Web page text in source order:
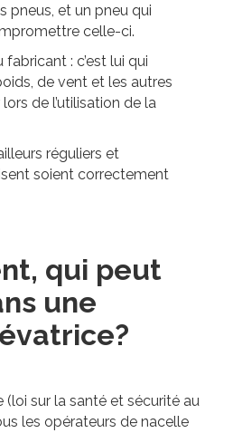
pneus, et un pneu qui
celle-ci.
fabricant : c’est lui qui
de vent et les autres
de l’utilisation de la
réguliers et
soient correctement
qui peut
une
(loi sur la santé et sécurité au
les opérateurs de nacelle